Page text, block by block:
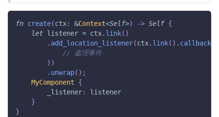
fn create(ctx: &Context<Self>) -> Self {
let listener = ctx. link( )
. add_location_listener(ctx. link( ) . callback
// 處理事件
) )
. unwrap( ) ;
MyComponent
{
        _listener
:
listener
}
}